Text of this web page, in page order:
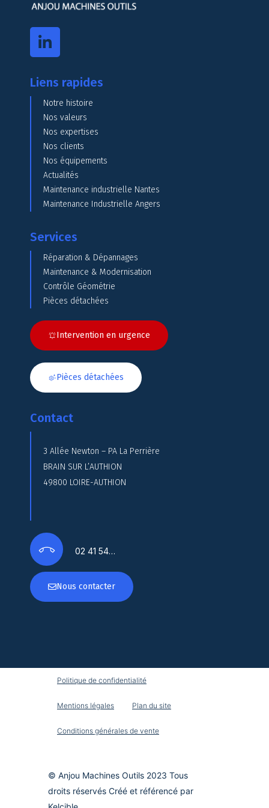
Liens rapides
Notre histoire
Nos valeurs
Nos expertises
Nos clients
Nos équipements
Actualités
Maintenance industrielle Nantes
Maintenance Industrielle Angers
Services
Réparation & Dépannages
Maintenance & Modernisation
Contrôle Géométrie
Pièces détachées
Intervention en urgence
Pièces détachées
Contact
3 Allée Newton – PA La Perrière
BRAIN SUR L’AUTHION
49800 LOIRE-AUTHION
02 41 54…
Nous contacter
Politique de confidentialité
Mentions légales Plan du site
Conditions générales de vente
© Anjou Machines Outils 2023 Tous
droits réservés Créé et référencé par